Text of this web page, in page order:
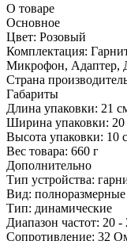
О товаре
Основное
Цвет: Розовый
Комплектация:
Микрофон, Адаптер,
Страна
Габариты
Длина упаковки: 21
Ширина упаковки:
Высота упаковки: 10
Вес товара: 660 г
Дополнительно
Тип устройства:
Вид: полноразмерные
Тип: динамические
Диапазон частот: 20 -
Сопротивление: 32